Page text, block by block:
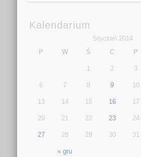
Kalendarium
Styczeń 2014
P
W Ś C P
« gru
1 2 3
6 7 8 9 10
13 14 15 16 17
20 21 22 23 24
27 28 29 30 31